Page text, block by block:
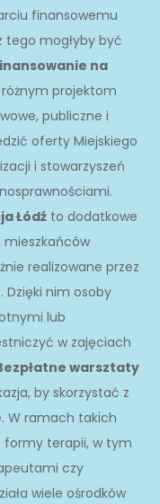
finansowemu
tego mogłyby być
na
projektom
publiczne i
oferty Miejskiego
i stowarzyszeń
Łódź to dodatkowe
mieszkańców
realizowane przez
Dzięki nim osoby
lub
w zajęciach
warsztaty
by skorzystać z
W ramach takich
formy terapii, w tym
czy
wiele ośrodków